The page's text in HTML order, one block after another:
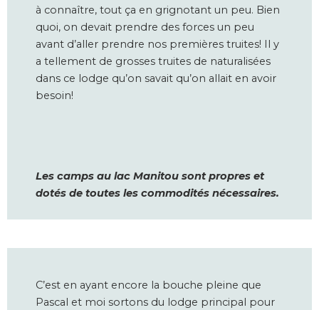
à connaître, tout ça en grignotant un peu. Bien
quoi, on devait prendre des forces un peu
avant d’aller prendre nos premières truites! Il y
a tellement de grosses truites de naturalisées
dans ce lodge qu’on savait qu’on allait en avoir
besoin!
Les camps au lac Manitou sont propres et
dotés de toutes les commodités nécessaires.
C’est en ayant encore la bouche pleine que
Pascal et moi sortons du lodge principal pour